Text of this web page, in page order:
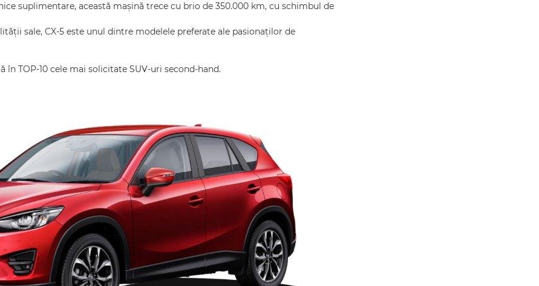
suplimentare, această mașină trece cu brio de 350.000 km, cu schimbul de
sale, CX-5 este unul dintre modelele preferate ale pasionaților de
în TOP-10 cele mai solicitate SUV-uri second-hand.